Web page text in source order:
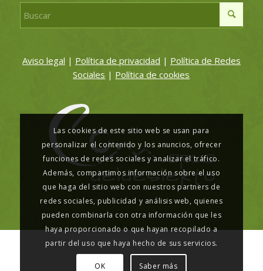
Aviso legal | Política de privacidad | Política de Redes
Sociales | Política de cookies
Las cookies de este sitio web se usan para
personalizar el contenido y los anuncios, ofrecer
funciones de redes sociales y analizar el tráfico.
Además, compartimos información sobre el uso
que haga del sitio web con nuestros partners de
redes sociales, publicidad y análisis web, quienes
pueden combinarla con otra información que les
haya proporcionado o que hayan recopilado a
partir del uso que haya hecho de sus servicios.
OK Saber más